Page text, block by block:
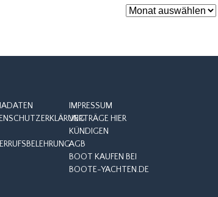
Archiv
IMPRESSUM
VERTRÄGE HIER
KÜNDIGEN
AGB
BOOT KAUFEN BEI
BOOTE-YACHTEN.DE